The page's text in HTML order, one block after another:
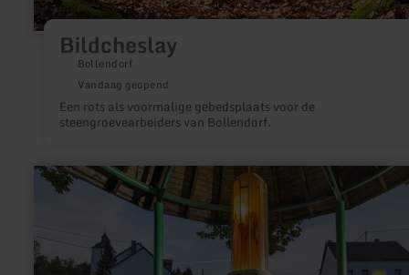
Bildcheslay
Bollendorf
Vandaag geopend
Een rots als voormalige gebedsplaats voor de
steengroevearbeiders van Bollendorf.
meer
informatie